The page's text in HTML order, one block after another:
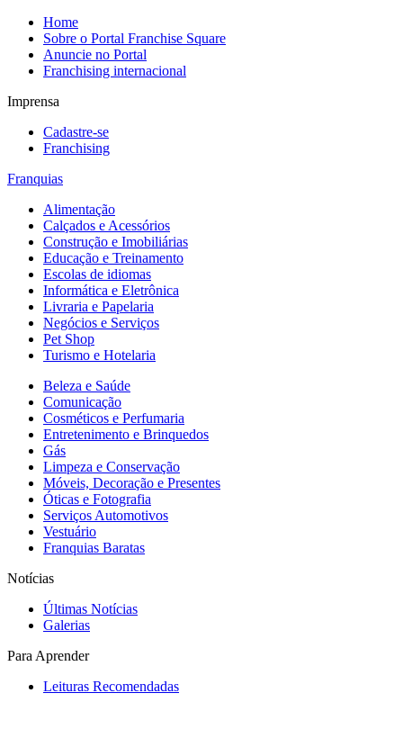
Home
Sobre o Portal Franchise Square
Anuncie no Portal
Franchising internacional
Imprensa
Cadastre-se
Franchising
Franquias
Alimentação
Calçados e Acessórios
Construção e Imobiliárias
Educação e Treinamento
Escolas de idiomas
Informática e Eletrônica
Livraria e Papelaria
Negócios e Serviços
Pet Shop
Turismo e Hotelaria
Beleza e Saúde
Comunicação
Cosméticos e Perfumaria
Entretenimento e Brinquedos
Gás
Limpeza e Conservação
Móveis, Decoração e Presentes
Óticas e Fotografia
Serviços Automotivos
Vestuário
Franquias Baratas
Notícias
Últimas Notícias
Galerias
Para Aprender
Leituras Recomendadas